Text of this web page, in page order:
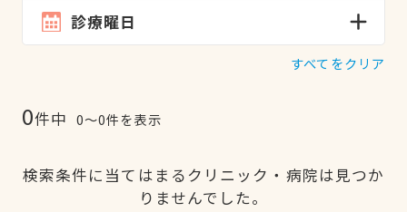
診療曜日
すべてをクリア
0件中 0〜0件を表示
検索条件に当てはまるクリニック・病院は見つか
りませんでした。